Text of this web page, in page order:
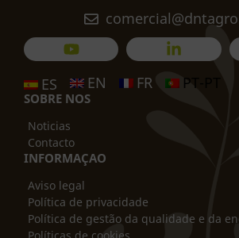
ES EN FR PT-PT
SOBRE NOS
Noticias
Contacto
INFORMAÇAO
Aviso legal
Política de privacidade
Política de gestão da qualidade e da